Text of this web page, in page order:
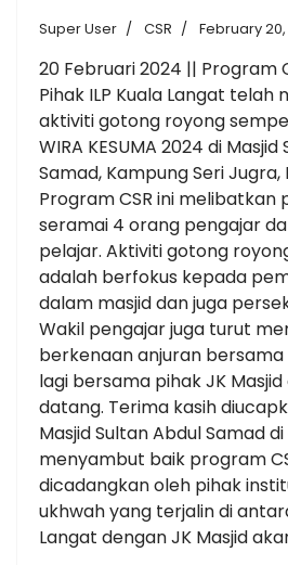
Super User CSR February
20 Februari 2024 || Program
Pihak ILP Kuala Langat telah
aktiviti gotong royong
WIRA KESUMA 2024 di
Samad, Kampung Seri Jugra,
Program CSR ini melibatkan
seramai 4 orang pengajar
pelajar. Aktiviti gotong
adalah berfokus kepada
dalam masjid dan juga
Wakil pengajar juga turut
berkenaan anjuran
lagi bersama pihak JK
datang. Terima kasih
Masjid Sultan Abdul Samad
menyambut baik program
dicadangkan oleh pihak
ukhwah yang terjalin di
Langat dengan JK Masjid